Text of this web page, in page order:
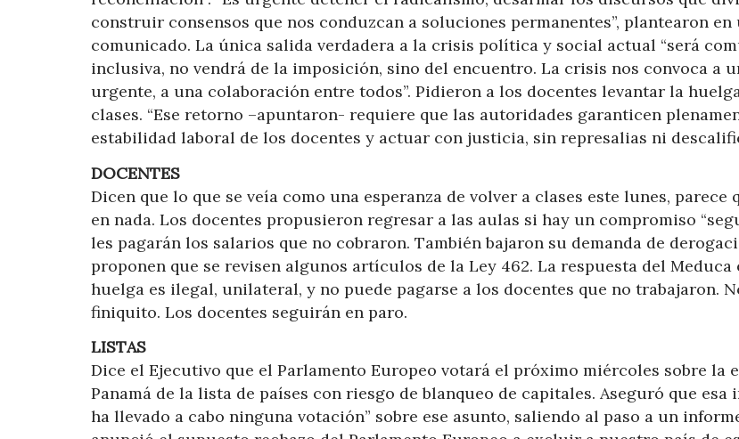
construir consensos que nos conduzcan a soluciones permanentes”, plantearon en
comunicado. La única salida verdadera a la crisis política y social actual “será
inclusiva, no vendrá de la imposición, sino del encuentro. La crisis nos convoca a
urgente, a una colaboración entre todos”. Pidieron a los docentes levantar la
clases. “Ese retorno –apuntaron- requiere que las autoridades garanticen
estabilidad laboral de los docentes y actuar con justicia, sin represalias ni
DOCENTES
Dicen que lo que se veía como una esperanza de volver a clases este lunes, parece
en nada. Los docentes propusieron regresar a las aulas si hay un compromiso
les pagarán los salarios que no cobraron. También bajaron su demanda de
proponen que se revisen algunos artículos de la Ley 462. La respuesta del Meduca
huelga es ilegal, unilateral, y no puede pagarse a los docentes que no trabajaron.
finiquito. Los docentes seguirán en paro.
LISTAS
Dice el Ejecutivo que el Parlamento Europeo votará el próximo miércoles sobre la
Panamá de la lista de países con riesgo de blanqueo de capitales. Aseguró que esa
ha llevado a cabo ninguna votación” sobre ese asunto, saliendo al paso a un